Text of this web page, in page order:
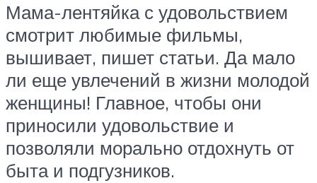
Мама-лентяйка с удовольствием
смотрит любимые фильмы,
вышивает, пишет статьи. Да мало
ли еще увлечений в жизни молодой
женщины! Главное, чтобы они
приносили удовольствие и
позволяли морально отдохнуть от
быта и подгузников.